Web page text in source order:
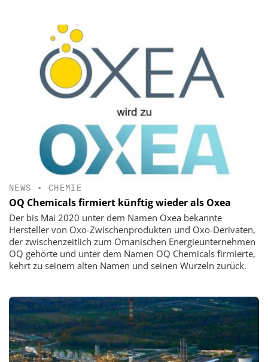
NEWS • CHEMIE
OQ Chemicals firmiert künftig wieder als Oxea
Der bis Mai 2020 unter dem Namen Oxea bekannte
Hersteller von Oxo-Zwischenprodukten und Oxo-Derivaten,
der zwischenzeitlich zum Omanischen Energieunternehmen
OQ gehörte und unter dem Namen OQ Chemicals firmierte,
kehrt zu seinem alten Namen und seinen Wurzeln zurück.